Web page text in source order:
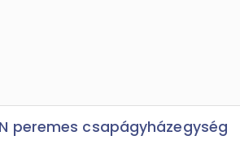
peremes csapágyházegység